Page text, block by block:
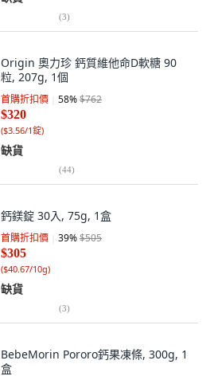
(3)
Origin 奧力珍 鈣質維他命D軟糖 90
粒, 207g, 1個
首購折扣價 58%$762
$320
($3.56/1錠)
缺貨
(44)
鈣鎂錠 30入, 75g, 1盒
首購折扣價 39%$505
$305
($40.67/10g)
缺貨
(3)
BebeMorin Pororo鈣果凍條, 300g, 1
盒